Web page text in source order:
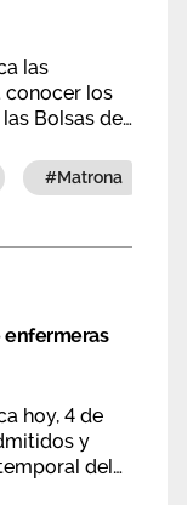
las
conocer los
Bolsas de
#matrona
enfermeras
hoy, 4 de
y
del